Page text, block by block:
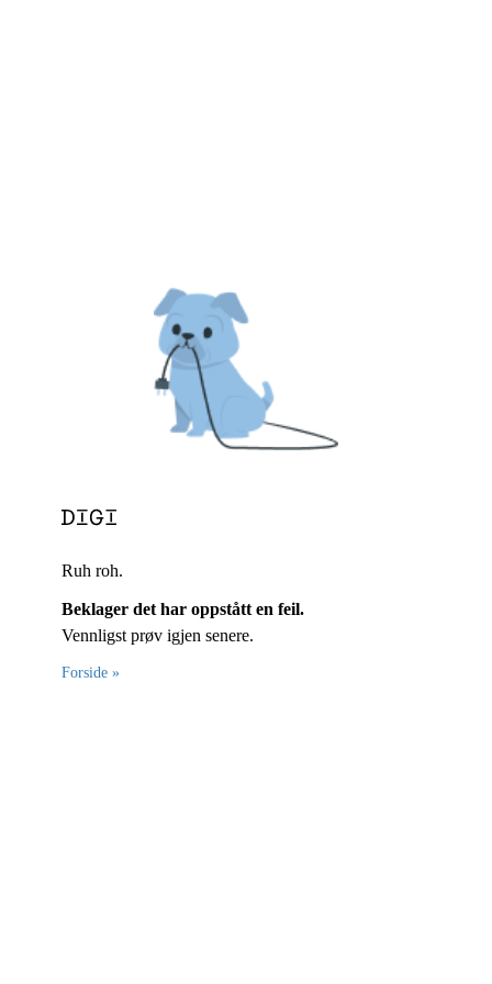
Ruh roh.
Beklager det har oppstått en feil.
Vennligst prøv igjen senere.
Forside »